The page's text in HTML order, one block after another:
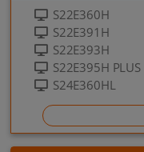
S22E360H
S22E391H
S22E393H
S22E395H PLUS
S24E360HL